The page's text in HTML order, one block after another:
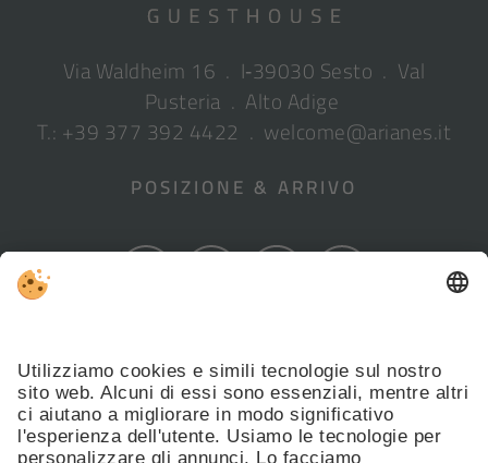
Via Waldheim 16 . I‑39030 Sesto . Val
Pusteria . Alto Adige
T.: +39 377 392 4422 . welcome@arianes.it
POSIZIONE & ARRIVO